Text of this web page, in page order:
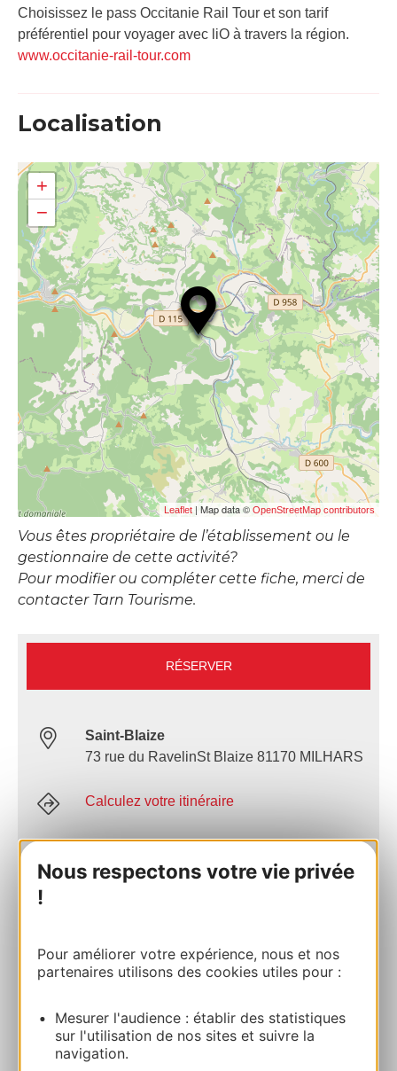
Nous respectons votre vie privée
!
Pour améliorer votre expérience, nous et nos
partenaires utilisons des cookies utiles pour :
Mesurer l'audience : établir des statistiques
sur l'utilisation de nos sites et suivre la
navigation.
Choisissez le pass Occitanie Rail Tour et son tarif
préférentiel pour voyager avec liO à travers la région.
www.occitanie-rail-tour.com
Localisation
+
−
Leaflet | Map data © OpenStreetMap contributors
Vous êtes propriétaire de l’établissement ou le
gestionnaire de cette activité?
Pour modifier ou compléter cette fiche, merci de
contacter Tarn Tourisme.
RÉSERVER
Saint-Blaize
73 rue du RavelinSt Blaize 81170 MILHARS
Calculez votre itinéraire
Site internet
AJOUTER
AU CARNET